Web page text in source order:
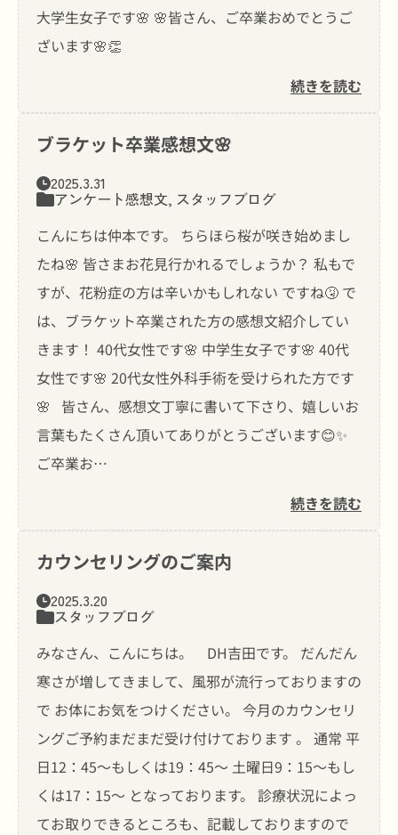
大学生女子です🌸 🌸皆さん、ご卒業おめでとうご
ざいます🌸👏
続きを読む
ブラケット卒業感想文🌸
2025.3.31
アンケート感想文, スタッフブログ
こんにちは仲本です。 ちらほら桜が咲き始めまし
たね🌸 皆さまお花見行かれるでしょうか？ 私もで
すが、花粉症の方は辛いかもしれない ですね🤧 で
は、ブラケット卒業された方の感想文紹介してい
きます！ 40代女性です🌸 中学生女子です🌸 40代
女性です🌸 20代女性外科手術を受けられた方です
🌸 皆さん、感想文丁寧に書いて下さり、嬉しいお
言葉もたくさん頂いてありがとうございます😊✨
ご卒業お…
続きを読む
カウンセリングのご案内
2025.3.20
スタッフブログ
みなさん、こんにちは。 DH吉田です。 だんだん
寒さが増してきまして、風邪が流行っておりますの
で お体にお気をつけください。 今月のカウンセリ
ングご予約まだまだ受け付けております 。 通常 平
日12：45〜もしくは19：45〜 土曜日9：15〜もし
くは17：15〜 となっております。 診療状況によっ
てお取りできるところも、記載しておりますので